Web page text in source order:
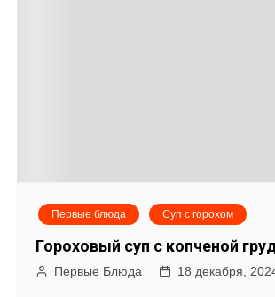
Первые блюда Суп с горохом
Гороховый суп с копченой
Первые Блюда 18 декабря,